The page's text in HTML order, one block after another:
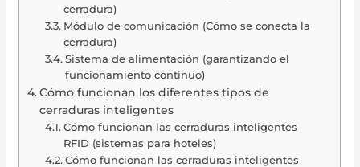
cerradura)
Módulo de comunicación (Cómo se conecta la
cerradura)
Sistema de alimentación (garantizando el
funcionamiento continuo)
Cómo funcionan los diferentes tipos de
cerraduras inteligentes
Cómo funcionan las cerraduras inteligentes
RFID (sistemas para hoteles)
Cómo funcionan las cerraduras inteligentes